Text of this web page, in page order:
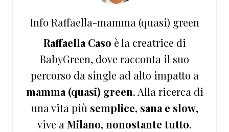
Info Raffaella-mamma (quasi) green
Raffaella Caso è la creatrice di
BabyGreen, dove racconta il suo
percorso da single ad alto impatto a
mamma (quasi) green. Alla ricerca di
una vita più semplice, sana e slow,
vive a Milano, nonostante tutto.